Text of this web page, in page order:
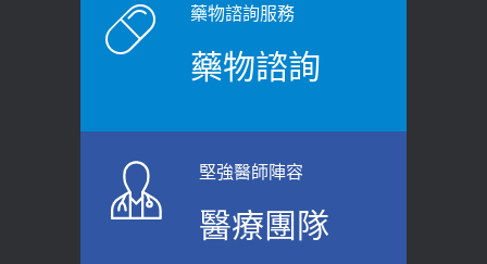
原則避免血糖血壓飆高
2026-06-08
上班常待在冷氣房？小心泌尿道感染
醫示警：1病症嚴重恐喪命
老後睡不好、夜間易跌倒
2021-03-05
骨科魏志定主任接受專訪 【年代電視
藥物諮詢服務
藥物諮詢
堅強醫師陣容
醫療團隊